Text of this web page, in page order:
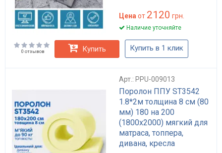
Цена от 2120 грн.
Наличие уточняйте
0 отзывов Купить Купить в 1 клик
Арт.: PPU-009013
Поролон ППУ ST3542
1.8*2м толщина 8 см (80
мм) 180 на 200
(1800х2000) мягкий для
матраса, топпера,
дивана, кресла